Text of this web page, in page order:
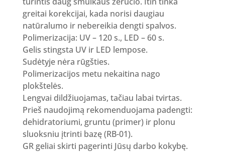
greitai korekcijai, kada norisi daugiau
natūralumo ir nebereikia dengti spalvos.
Polimerizacija: UV – 120 s., LED – 60 s.
Gelis stingsta UV ir LED lempose.
Sudėtyje nėra rūgšties.
Polimerizacijos metu nekaitina nago
plokštelės.
Lengvai dildžiuojamas, tačiau labai tvirtas.
Prieš naudojimą rekomenduojama padengti:
dehidratoriumi, gruntu (primer) ir plonu
sluoksniu įtrinti bazę (RB-01).
GR geliai skirti pagerinti Jūsų darbo kokybę.